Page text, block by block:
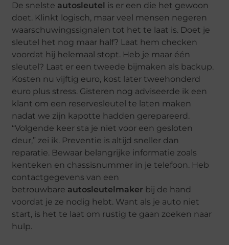
De snelste autosleutel is er een die het gewoon
doet. Klinkt logisch, maar veel mensen negeren
waarschuwingssignalen tot het te laat is. Doet je
sleutel het nog maar half? Laat hem checken
voordat hij helemaal stopt. Heb je maar één
sleutel? Laat er een tweede bijmaken als backup.
Kosten nu vijftig euro, kost later tweehonderd
euro plus stress. Gisteren nog adviseerde ik een
klant om een reservesleutel te laten maken
nadat we zijn kapotte hadden gerepareerd.
“Volgende keer sta je niet voor een gesloten
deur,” zei ik. Preventie is altijd sneller dan
reparatie. Bewaar belangrijke informatie zoals
kenteken en chassisnummer in je telefoon. Heb
contactgegevens van een
betrouwbare autosleutelmaker bij de hand
voordat je ze nodig hebt. Want als je auto niet
start, is het te laat om rustig te gaan zoeken naar
hulp.